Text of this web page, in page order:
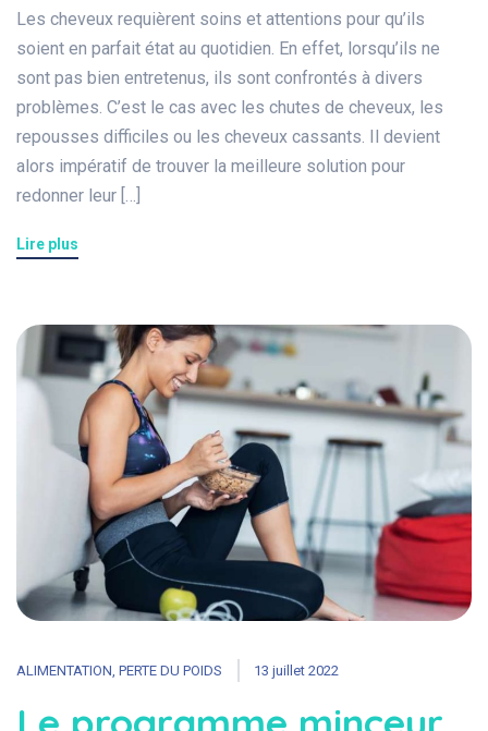
Les cheveux requièrent soins et attentions pour qu’ils
soient en parfait état au quotidien. En effet, lorsqu’ils ne
sont pas bien entretenus, ils sont confrontés à divers
problèmes. C’est le cas avec les chutes de cheveux, les
repousses difficiles ou les cheveux cassants. Il devient
alors impératif de trouver la meilleure solution pour
redonner leur […]
Lire plus
ALIMENTATION PERTE DU POIDS 13 juillet 2022